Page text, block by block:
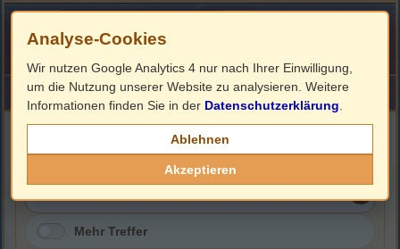
HOME ImpressumLinks
Prentis Hancock
Mehr Treffer
Analyse-Cookies
Wir nutzen Google Analytics 4 nur nach Ihrer Einwilligung,
um die Nutzung unserer Website zu analysieren. Weitere
Informationen finden Sie in der Datenschutzerklärung
Ablehnen
Akzeptieren